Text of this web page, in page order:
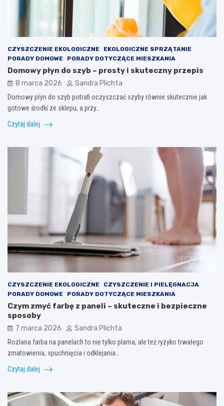
CZYSZCZENIE EKOLOGICZNE
EKOLOGICZNE SPRZĄTANIE
PORADY DOMOWE
PORADY DOTYCZĄCE MIESZKANIA
Domowy płyn do szyb – prosty i skuteczny przepis
8 marca 2026 Sandra Plichta
Domowy płyn do szyb potrafi oczyszczać szyby równie skutecznie jak
gotowe środki ze sklepu, a przy…
Czytaj dalej
CZYSZCZENIE EKOLOGICZNE
CZYSZCZENIE I PIELĘGNACJA
PORADY DOMOWE
PORADY DOTYCZĄCE MIESZKANIA
Czym zmyć farbę z paneli – skuteczne i bezpieczne
sposoby
7 marca 2026 Sandra Plichta
Rozlana farba na panelach to nie tylko plama, ale też ryzyko trwałego
zmatowienia, spuchnięcia i odklejania…
Czytaj dalej